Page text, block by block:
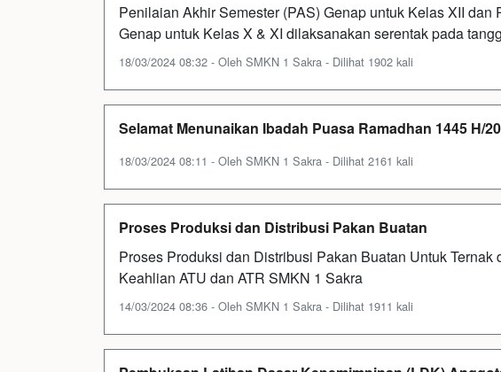
Penilaian Akhir Semester (PAS) Genap untuk Kelas XII dan
Genap untuk Kelas X & XI dilaksanakan serentak pada
18/03/2024 08:32 - Oleh SMKN 1 Sakra - Dilihat 1902 kali
Selamat Menunaikan Ibadah Puasa Ramadhan 1445 H/
18/03/2024 08:11 - Oleh SMKN 1 Sakra - Dilihat 2161 kali
Proses Produksi dan Distribusi Pakan Buatan
Proses Produksi dan Distribusi Pakan Buatan Untuk
Keahlian ATU dan ATR SMKN 1 Sakra
14/03/2024 08:36 - Oleh SMKN 1 Sakra - Dilihat 1911 kali